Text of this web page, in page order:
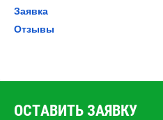
Заявка
Отзывы
ОСТАВИТЬ ЗАЯВКУ